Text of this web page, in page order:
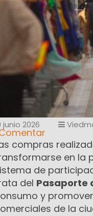
junio 2026
compras
en la
de
del Pasaporte
y
de la